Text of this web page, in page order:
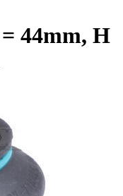
44mm, H